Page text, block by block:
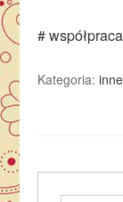
#
Kategoria:inne